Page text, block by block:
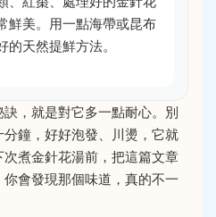
鮮美。用一點海帶或昆布
天然提鮮方法。
，就是對它多一點耐心。別
鐘，好好泡發、川燙，它就
煮金針花湯前，把這篇文章
會發現那個味道，真的不一